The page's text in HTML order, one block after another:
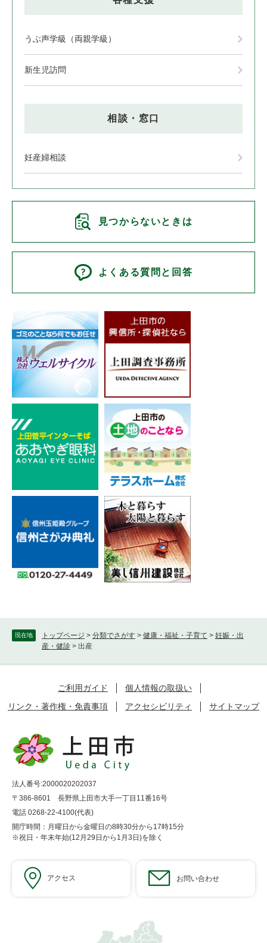
現在地 トップページ > 分類でさがす > 健康・福祉・子育て > 妊娠・出
産・健診 > 出産
うぶ声学級（両親学級）
新生児訪問
相談・窓口
妊産婦相談
見つからないときは
よくある質問と回答
ご利用ガイド
個人情報の取扱い
リンク・著作権・免責事項
アクセシビリティ サイトマップ
法人番号:2000020202037
〒386-8601 長野県上田市大手一丁目11番16号
電話 0268-22-4100(代表)
開庁時間：月曜日から金曜日の8時30分から17時15分
※祝日・年末年始(12月29日から1月3日)を除く
アクセス お問い合わせ